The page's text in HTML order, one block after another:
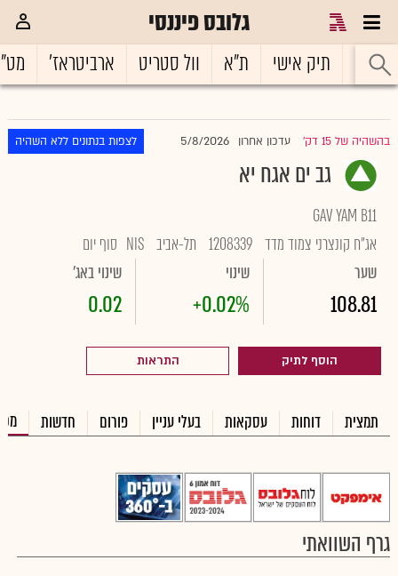
גלובס פיננסי
ראשי תיק אישי ת"א וול סטריט ארביטראז'
בהשהיה של 15 דק' עדכון אחרון 5/8/2026 לצפות בנתונים ללא השהיה
גב ים אגח יא
GAV YAM B11
אג"ח קונצרני צמוד מדד 1208339 תל-אביב NIS סוף יום
שער
108.81
שינוי
+0.02%
שינוי באג'
0.02
הוסף לתיק התראות
תמצית דוחות עסקאות בעלי עניין פורום חדשות
גרף השוואתי